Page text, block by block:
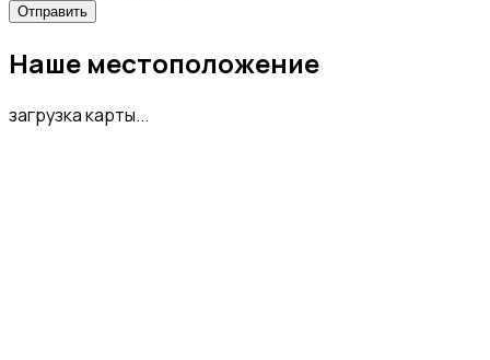
Наше местоположение
загрузка карты...